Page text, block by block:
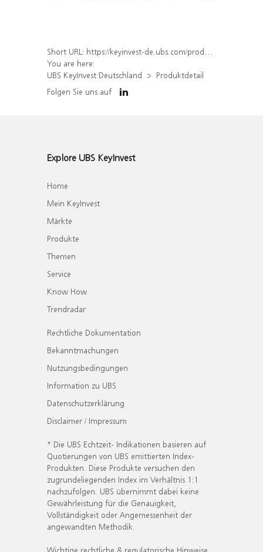
Short URL: https://keyinvest-de.ubs.com/produkt/detail/index/isin/DE000WA55LZ7
You are here:
UBS KeyInvest Deutschland
Produktdetail
Folgen Sie uns auf
Explore UBS KeyInvest
Home
Mein KeyInvest
Märkte
Produkte
Themen
Service
Know How
Trendradar
Rechtliche Dokumentation
Bekanntmachungen
Nutzungsbedingungen
Information zu UBS
Datenschutzerklärung
Disclaimer / Impressum
* Die UBS Echtzeit- Indikationen basieren auf
Quotierungen von UBS emittierten Index-
Produkten. Diese Produkte versuchen den
zugrundeliegenden Index im Verhältnis 1:1
nachzufolgen. UBS übernimmt dabei keine
Gewährleistung für die Genauigkeit,
Vollständigkeit oder Angemessenheit der
angewandten Methodik.